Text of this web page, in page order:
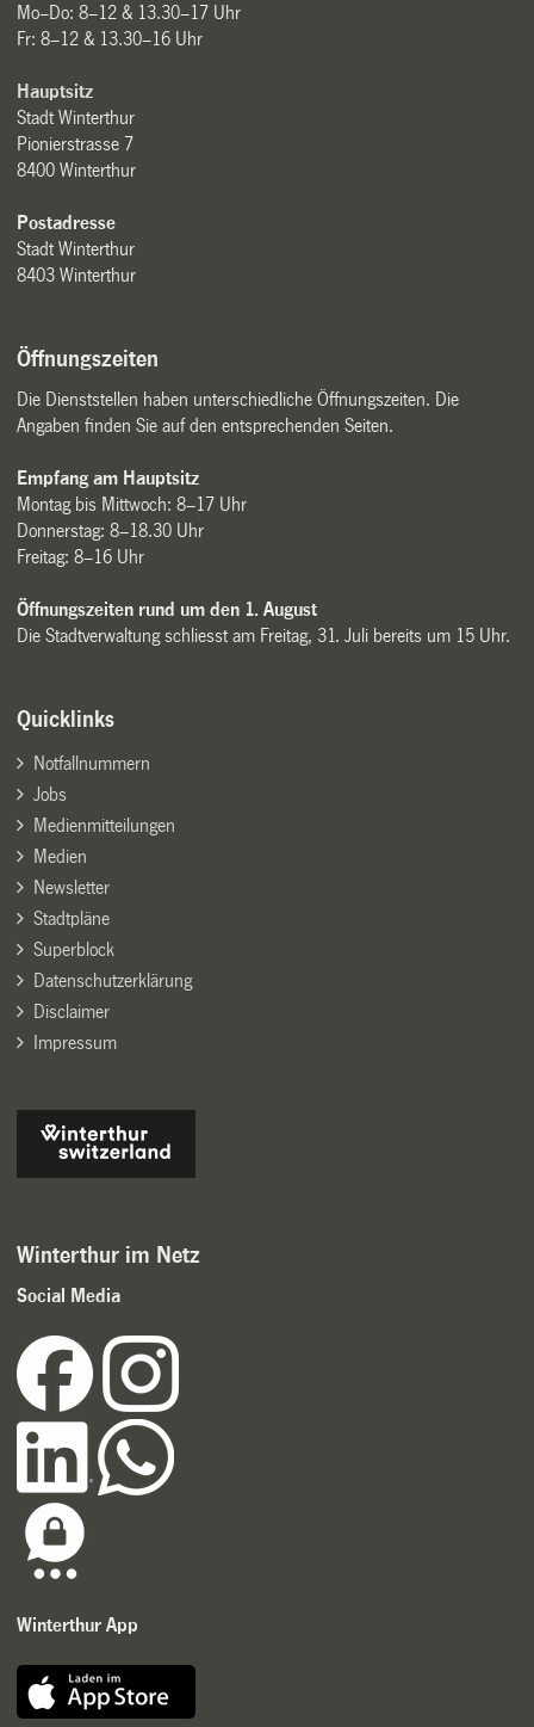
Mo–Do: 8–12 & 13.30–17 Uhr
Fr: 8–12 & 13.30–16 Uhr
Hauptsitz
Stadt Winterthur
Pionierstrasse 7
8400 Winterthur
Postadresse
Stadt Winterthur
8403 Winterthur
Öffnungszeiten
Die Dienststellen haben unterschiedliche Öffnungszeiten. Die
Angaben finden Sie auf den entsprechenden Seiten.
Empfang am Hauptsitz
Montag bis Mittwoch: 8–17 Uhr
Donnerstag: 8–18.30 Uhr
Freitag: 8–16 Uhr
Öffnungszeiten rund um den 1. August
Die Stadtverwaltung schliesst am Freitag, 31. Juli bereits um 15 Uhr.
Quicklinks
Notfallnummern
Jobs
Medienmitteilungen
Medien
Newsletter
Stadtpläne
Superblock
Datenschutzerklärung
Disclaimer
Impressum
Winterthur im Netz
Social Media
Winterthur App